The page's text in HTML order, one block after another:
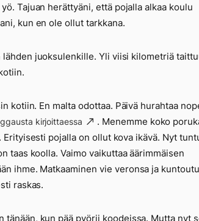
Tajuan herättyäni, että pojalla alkaa koulu
kun en ole ollut tarkkana.
lähden juoksulenkille. Yli viisi kilometriä
kotiin. En malta odottaa. Päivä hurahtaa
kirjoittaessa
. Menemme koko
Erityisesti pojalla on ollut kova ikävä. Nyt
taas koolla. Vaimo vaikuttaa äärimmäisen
ihme. Matkaaminen vie veronsa ja
raskas.
tänään, kun pää pyörii koodeissa. Mutta nyt